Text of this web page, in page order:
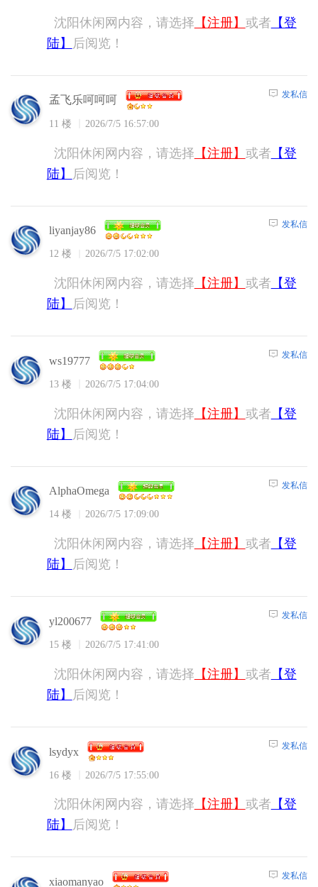
沈阳休闲网内容，请选择 【注册】 或者 【登
陆】
后阅览！
孟飞乐呵呵呵
11 楼 2026/7/5 16:57:00
发私信
沈阳休闲网内容，请选择 【注册】 或者 【登
陆】
后阅览！
liyanjay86
12 楼 2026/7/5 17:02:00
发私信
沈阳休闲网内容，请选择 【注册】 或者 【登
陆】
后阅览！
ws19777
13 楼 2026/7/5 17:04:00
发私信
沈阳休闲网内容，请选择 【注册】 或者 【登
陆】
后阅览！
AlphaOmega
14 楼 2026/7/5 17:09:00
发私信
沈阳休闲网内容，请选择 【注册】 或者 【登
陆】
后阅览！
yl200677
15 楼 2026/7/5 17:41:00
发私信
沈阳休闲网内容，请选择 【注册】 或者 【登
陆】
后阅览！
lsydyx
16 楼 2026/7/5 17:55:00
发私信
沈阳休闲网内容，请选择 【注册】 或者 【登
陆】
后阅览！
xiaomanyao 发私信